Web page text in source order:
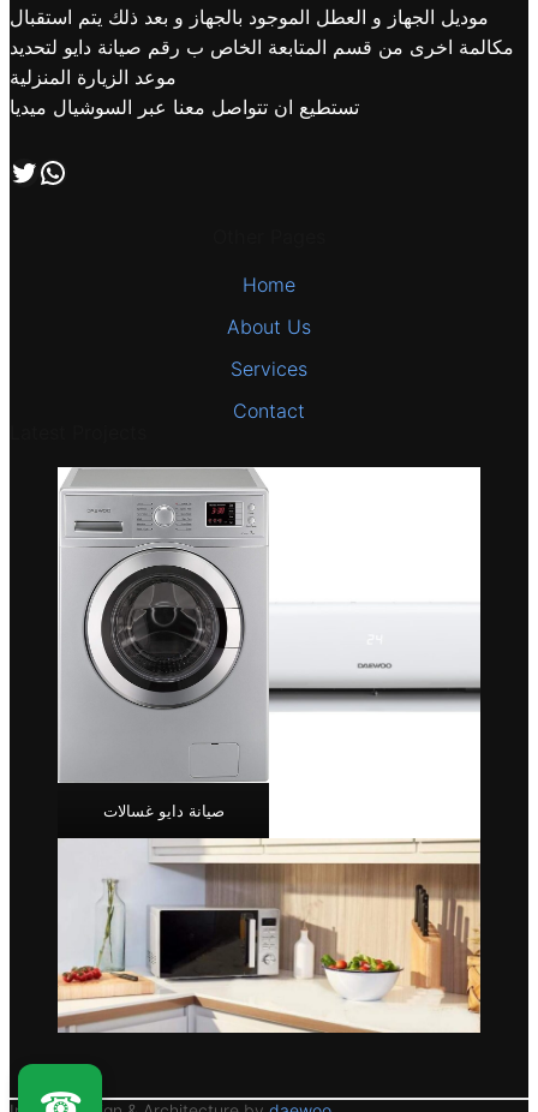
موديل الجهاز و العطل الموجود بالجهاز و بعد ذلك يتم استقبال
مكالمة اخرى من قسم المتابعة الخاص ب رقم صيانة دايو لتحديد
موعد الزيارة المنزلية
تستطيع ان تتواصل معنا عبر السوشيال ميديا
تابعنا علي صفحة التويتر اتصل بنا علي طريق الوتساب
Home
About Us
Services
Contact
صيانة دايو غسالات